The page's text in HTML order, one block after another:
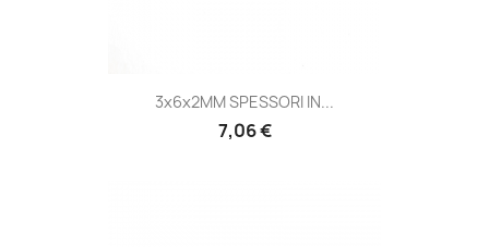
3x6x2MM SPESSORI IN...
7,06 €